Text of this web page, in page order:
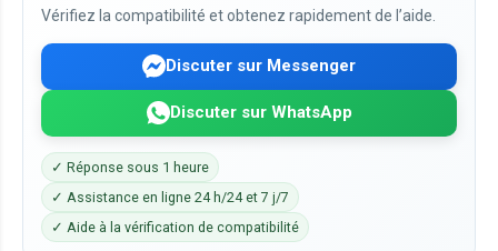
Vérifiez la compatibilité et obtenez rapidement de l’aide.
Discuter sur Messenger
Discuter sur WhatsApp
✓ Réponse sous 1 heure
✓ Assistance en ligne 24 h/24 et 7 j/7
✓ Aide à la vérification de compatibilité